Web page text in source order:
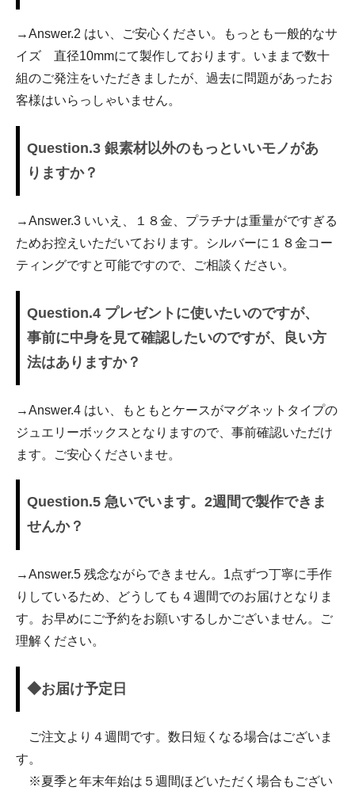
→Answer.2 はい、ご安心ください。もっとも一般的なサ
イズ 直径10mmにて製作しております。いままで数十
組のご発注をいただきましたが、過去に問題があったお
客様はいらっしゃいません。
Question.3 銀素材以外のもっといいモノがあ
りますか？
→Answer.3 いいえ、１８金、プラチナは重量がですぎる
ためお控えいただいております。シルバーに１８金コー
ティングですと可能ですので、ご相談ください。
Question.4 プレゼントに使いたいのですが、
事前に中身を見て確認したいのですが、良い方
法はありますか？
→Answer.4 はい、もともとケースがマグネットタイプの
ジュエリーボックスとなりますので、事前確認いただけ
ます。ご安心くださいませ。
Question.5 急いでいます。2週間で製作できま
せんか？
→Answer.5 残念ながらできません。1点ずつ丁寧に手作
りしているため、どうしても４週間でのお届けとなりま
す。お早めにご予約をお願いするしかございません。ご
理解ください。
◆お届け予定日
ご注文より４週間です。数日短くなる場合はございま
す。
※夏季と年末年始は５週間ほどいただく場合もござい